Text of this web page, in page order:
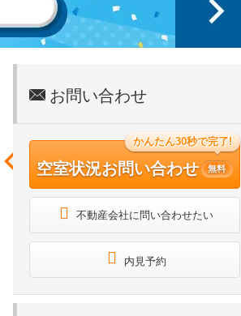
お問い合わせ
かんたん30秒で完了!
空室状況お問い合わせ 無料
不動産会社に問い合わせたい
内見予約